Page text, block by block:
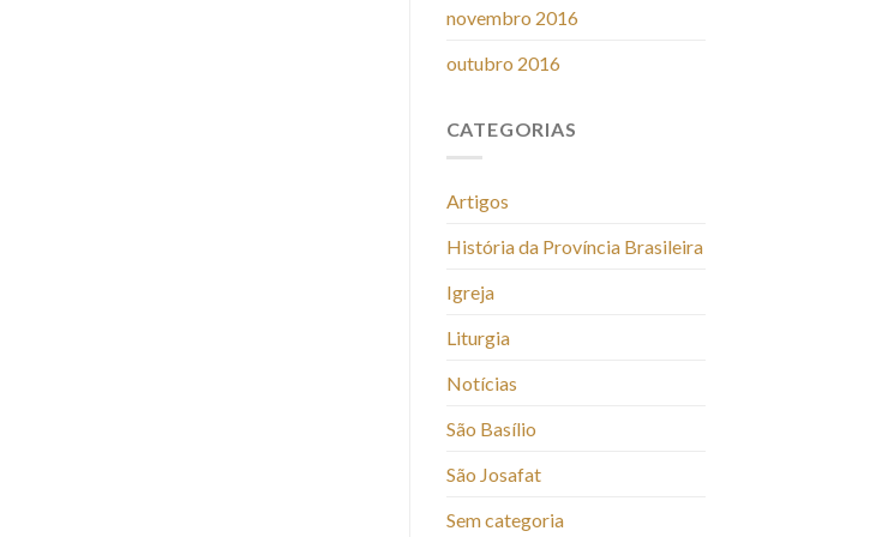
novembro 2016
outubro 2016
CATEGORIAS
Artigos
História da Província Brasileira
Igreja
Liturgia
Notícias
São Basílio
São Josafat
Sem categoria